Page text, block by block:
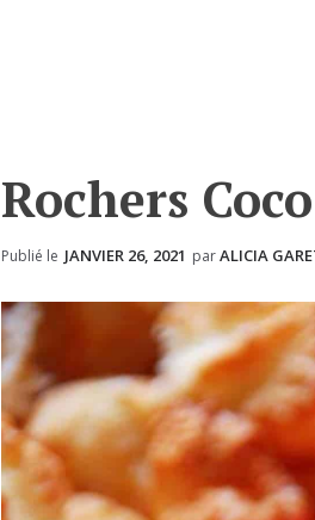
Rochers
Publié le JANVIER 26, 2021 parALICIA